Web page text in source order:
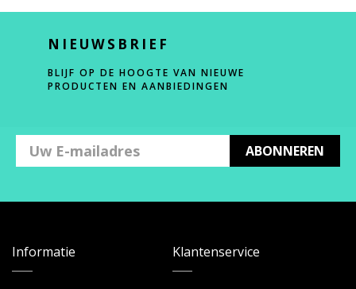
NIEUWSBRIEF
BLIJF OP DE HOOGTE VAN NIEUWE
PRODUCTEN EN AANBIEDINGEN
ABONNEREN
Informatie Klantenservice